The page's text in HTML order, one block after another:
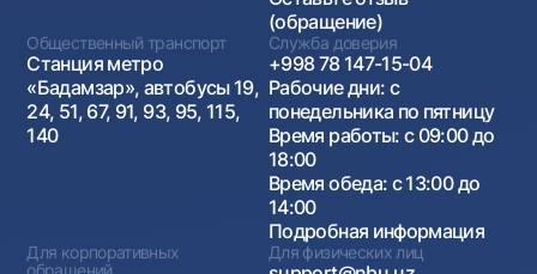
(обращение)
Общественный транспорт
Станция метро
«Бадамзар», автобусы 19,
24, 51, 67, 91, 93, 95, 115,
140
Служба доверия
+998 78 147-15-04
Рабочие дни: с
понедельника по пятницу
Время работы: с 09:00 до
18:00
Время обеда: с 13:00 до
14:00
Подробная информация
Для корпоративных
обращений
Для физических лиц